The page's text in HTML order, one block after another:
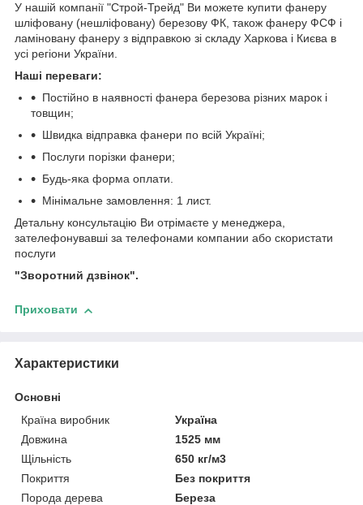
У нашій компанії "Строй-Трейд" Ви можете купити фанеру
шліфовану (нешліфовану) березову ФК, також фанеру ФСФ і
ламіновану фанеру з відправкою зі складу Харкова і Києва в
усі регіони України.
Наші переваги:
Постійно в наявності фанера березова різних марок і
товщин;
Швидка відправка фанери по всій Україні;
Послуги порізки фанери;
Будь-яка форма оплати.
Мінімальне замовлення: 1 лист.
Детальну консультацію Ви отрімаєте у менеджера,
зателефонувавші за телефонами компании або скористати
послуги
"Зворотний дзвінок".
Приховати
Характеристики
Основні
Країна виробник
Україна
Довжина
1525 мм
Щільність
650 кг/м3
Покриття
Без покриття
Порода дерева
Береза